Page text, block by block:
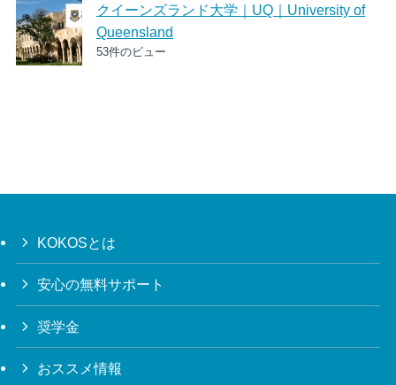
クイーンズランド大学｜UQ｜University of
Queensland
53件のビュー
KOKOSとは
安心の無料サポート
奨学金
おススメ情報